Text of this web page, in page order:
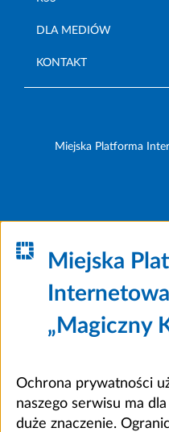
DLA MEDIÓW
KONTAKT
Miejska Platforma
Miejska
Internetowa
„Magiczny
Ochrona prywatności
naszego serwisu ma
duże znaczenie.